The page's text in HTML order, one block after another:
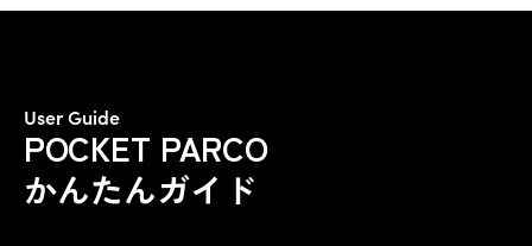
User Guide
POCKET PARCO
かんたんガイド